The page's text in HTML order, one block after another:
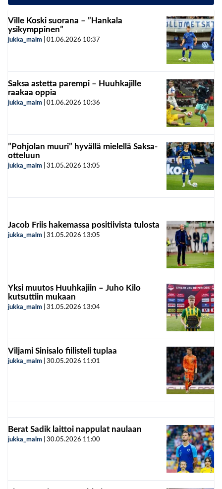
Ville Koski suorana – ”Hankala
ysikymppinen”
jukka_malm 01.06.2026 10:37
Saksa astetta parempi – Huuhkajille
raakaa oppia
jukka_malm 01.06.2026 10:36
”Pohjolan muuri” hyvällä mielellä Saksa-
otteluun
jukka_malm 31.05.2026 13:05
Jacob Friis hakemassa positiivista tulosta
jukka_malm 31.05.2026 13:05
Yksi muutos Huuhkajiin – Juho Kilo
kutsuttiin mukaan
jukka_malm 31.05.2026 13:04
Viljami Sinisalo fiilisteli tuplaa
jukka_malm 30.05.2026 11:01
Berat Sadik laittoi nappulat naulaan
jukka_malm 30.05.2026 11:00